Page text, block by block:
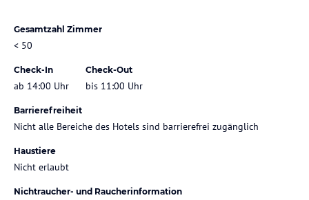
Gesamtzahl Zimmer
< 50
Check-In
ab 14:00 Uhr
Check-Out
bis 11:00 Uhr
Barrierefreiheit
Nicht alle Bereiche des Hotels sind barrierefrei zugänglich
Haustiere
Nicht erlaubt
Nichtraucher- und Raucherinformation